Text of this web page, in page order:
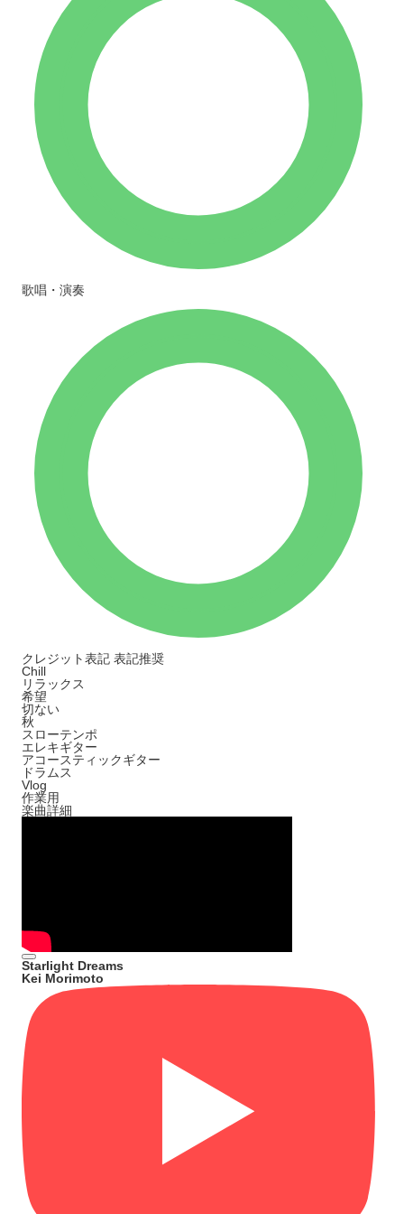
歌唱・演奏
クレジット表記 表記推奨
Chill
リラックス
希望
切ない
秋
スローテンポ
エレキギター
アコースティックギター
ドラムス
Vlog
作業用
楽曲詳細
Starlight Dreams
Kei Morimoto